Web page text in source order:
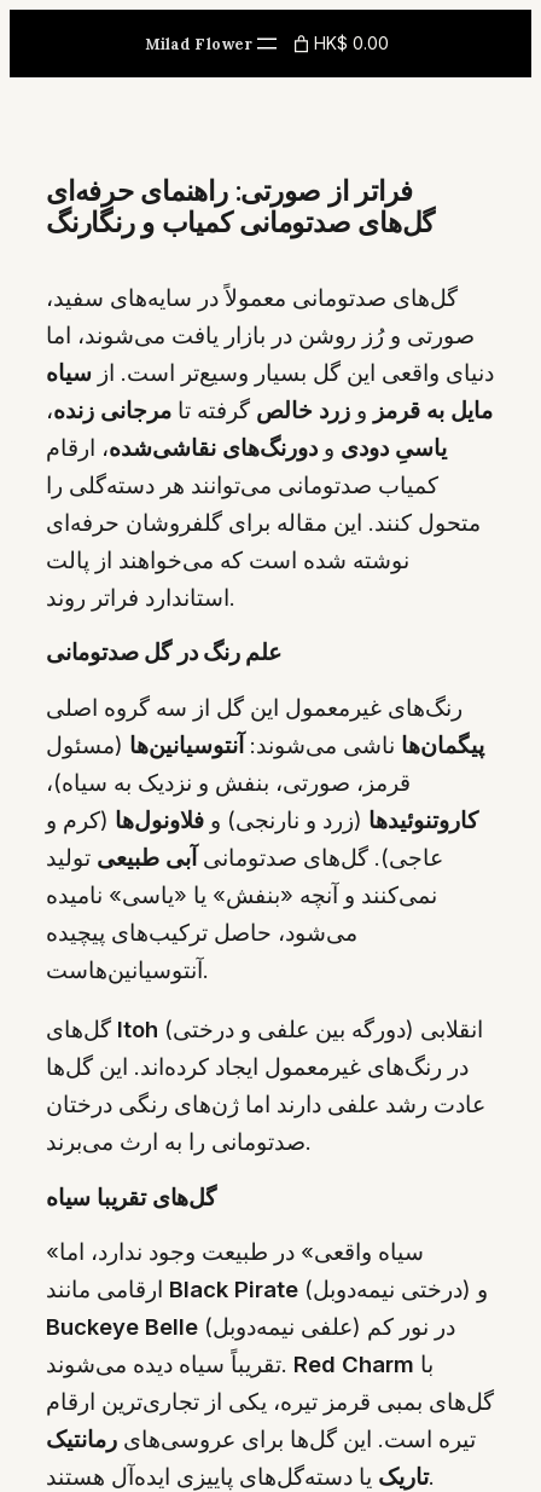
content
Milad Flower HK$ 0.00
فراتر از صورتی: راهنمای حرفه‌ای
گل‌های صدتومانی کمیاب و رنگارنگ
گل‌های صدتومانی معمولاً در سایه‌های سفید،
صورتی و رُز روشن در بازار یافت می‌شوند، اما
دنیای واقعی این گل بسیار وسیع‌تر است. از سیاه
مایل به قرمز و زرد خالص گرفته تا مرجانی زنده،
یاسیِ دودی و دو‌رنگ‌های نقاشی‌شده، ارقام
کمیاب صدتومانی می‌توانند هر دسته‌گلی را
متحول کنند. این مقاله برای گلفروشان حرفه‌ای
نوشته شده است که می‌خواهند از پالت
استاندارد فراتر روند.
علم رنگ در گل صدتومانی
رنگ‌های غیرمعمول این گل از سه گروه اصلی
پیگمان‌ها ناشی می‌شوند: آنتوسیانین‌ها (مسئول
قرمز، صورتی، بنفش و نزدیک به سیاه)،
کاروتنوئیدها (زرد و نارنجی) و فلاونول‌ها (کرم و
عاجی). گل‌های صدتومانی آبی طبیعی تولید
نمی‌کنند و آنچه «بنفش» یا «یاسی» نامیده
می‌شود، حاصل ترکیب‌های پیچیده
آنتوسیانین‌هاست.
Itoh (دورگه بین علفی و درختی) انقلابی
در رنگ‌های غیرمعمول ایجاد کرده‌اند. این گل‌ها
عادت رشد علفی دارند اما ژن‌های رنگی درختان
صدتومانی را به ارث می‌برند.
گل‌های تقریبا سیاه
«سیاه واقعی» در طبیعت وجود ندارد، اما
Black Pirate
(درختی نیمه‌دوبل) و
Buckeye Belle (علفی نیمه‌دوبل) در نور کم
تقریباً سیاه دیده می‌شوند. Red Charm
گل‌های بمبی قرمز تیره، یکی از تجاری‌ترین ارقام
تیره است. این گل‌ها برای عروسی‌های رمانتیک
تاریکیا دسته‌گل‌های پاییزی ایده‌آل هستند.